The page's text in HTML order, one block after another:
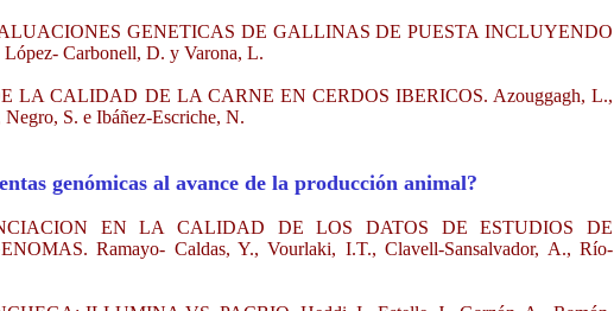
GENETICAS DE GALLINAS DE PUESTA INCLUYENDO
Carbonell, D. y Varona, L.
LA CALIDAD DE LA CARNE EN CERDOS IBERICOS. Azouggagh, L.,
S. e Ibáñez-Escriche, N.
genómicas al avance de la producción animal?
EN LA CALIDAD DE LOS DATOS DE ESTUDIOS DE
Ramayo- Caldas, Y., Vourlaki, I.T., Clavell-Sansalvador, A., Río-